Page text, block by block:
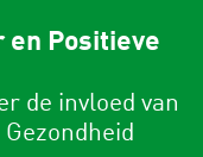
Positieve
de invloed van